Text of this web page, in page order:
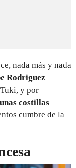
nada más y nada
Rodriguez
y por
costillas
cumbre de la